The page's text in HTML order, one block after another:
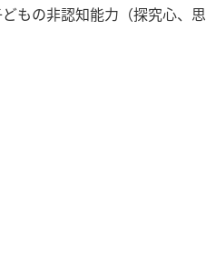
もの非認知能力（探究心、